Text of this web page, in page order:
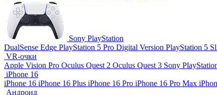
Sony PlayStation
DualSense Edge PlayStation 5 Pro Digital Version PlayStation 5
VR-очки
Apple Vision Pro Oculus Quest 2 Oculus Quest 3 Sony
iPhone 16
iPhone 16 iPhone 16 Plus iPhone 16 Pro iPhone 16 Pro Max
Андроид